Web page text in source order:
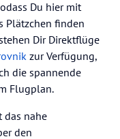
Du hier mit
Plätzchen finden
Dir Direktflüge
zur Verfügung,
die spannende
Flugplan.
das nahe
den